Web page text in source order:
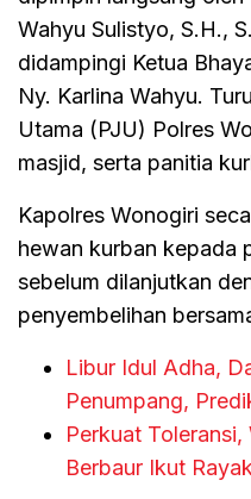
Wahyu Sulistyo, S.H.,
didampingi Ketua
Ny. Karlina Wahyu.
Utama (PJU) Polres
masjid, serta panitia
Kapolres Wonogiri
hewan kurban kepada
sebelum dilanjutkan
penyembelihan
Libur Idul Adha,
Penumpang,
Perkuat
Berbaur Ikut